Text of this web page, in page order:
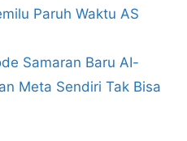
Paruh Waktu AS
Samaran Baru AI-
Meta Sendiri Tak Bisa